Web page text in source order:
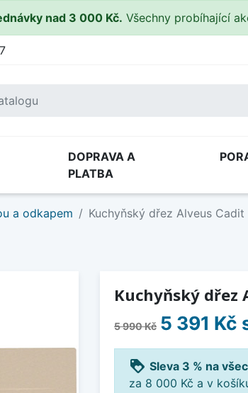
nad 3 000 Kč. Všechny probíhající
DOPRAVA A
PLATBA
a odkapem Kuchyňský dřez Alveus
Kuchyňský dřez
5 990 Kč 5 391 Kč
loyalty Sleva 3 % na
za 8 000 Kč a v